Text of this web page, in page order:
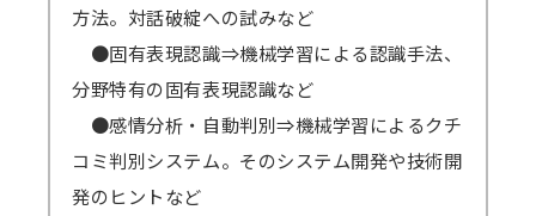
方法。対話破綻への試みなど
●固有表現認識⇒機械学習による認識手法、
分野特有の固有表現認識など
●感情分析・自動判別⇒機械学習によるクチ
コミ判別システム。そのシステム開発や技術開
発のヒントなど